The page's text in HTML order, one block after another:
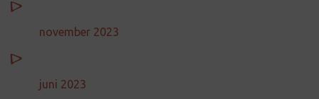
november 2023
juni 2023